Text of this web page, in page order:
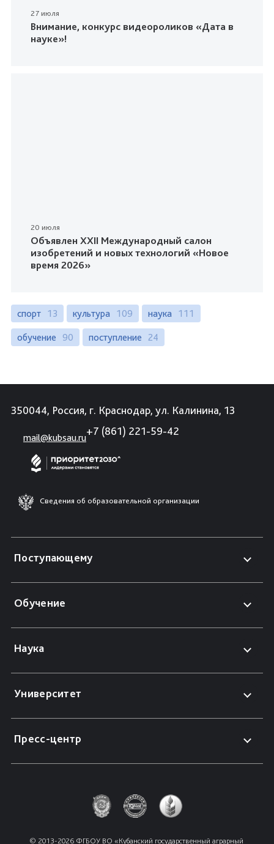
27 июля
Внимание, конкурс видеороликов «Дата в
науке»!
20 июля
Объявлен XXII Международный салон
изобретений и новых технологий «Новое
время 2026»
спорт 13 культура 109 наука 111
обучение 90 поступление 24
350044, Россия, г. Краснодар, ул. Калинина, 13
mail@kubsau.ru
+7 (861) 221-59-42
Сведения об образовательной организации
Поступающему
Обучение
Наука
Университет
Пресс-центр
© 2013-2026 ФГБОУ ВО «Кубанский государственный аграрный